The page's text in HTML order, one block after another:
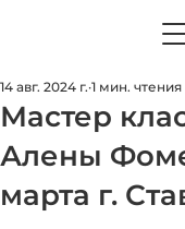
Мастер
Алены
марта г.
14 авг. 2024 г. 1 мин. чтения